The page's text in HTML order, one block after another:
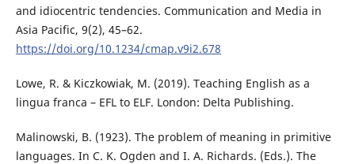
and idiocentric tendencies. Communication and Media in
Asia Pacific, 9(2), 45–62.
https://doi.org/10.1234/cmap.v9i2.678
Lowe, R. & Kiczkowiak, M. (2019). Teaching English as a
lingua franca – EFL to ELF. London: Delta Publishing.
Malinowski, B. (1923). The problem of meaning in primitive
languages. In C. K. Ogden and I. A. Richards. (Eds.). The